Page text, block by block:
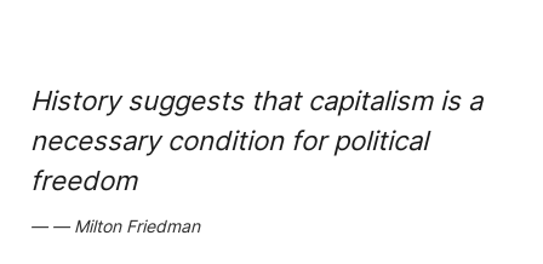
History suggests that capitalism is a
necessary condition for political
freedom
Milton Friedman